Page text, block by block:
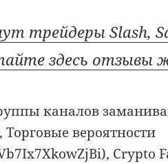
трейдеры Slash,
здесь отзывы
каналов
вероятности
Crypto